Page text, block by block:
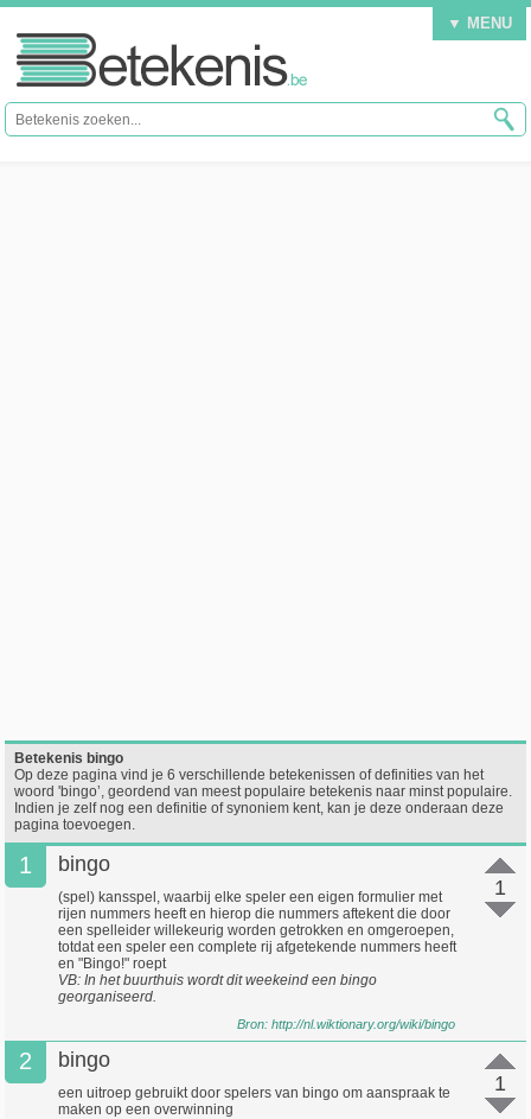
▼ MENU
Betekenis bingo
Op deze pagina vind je 6 verschillende betekenissen of definities van het
woord 'bingo’, geordend van meest populaire betekenis naar minst populaire.
Indien je zelf nog een definitie of synoniem kent, kan je deze onderaan deze
pagina toevoegen.
1
1
bingo
(spel) kansspel, waarbij elke speler een eigen formulier met
rijen nummers heeft en hierop die nummers aftekent die door
een spelleider willekeurig worden getrokken en omgeroepen,
totdat een speler een complete rij afgetekende nummers heeft
en "Bingo!" roept
VB: In het buurthuis wordt dit weekeind een bingo
georganiseerd.
Bron: http://nl.wiktionary.org/wiki/bingo
2
1
bingo
een uitroep gebruikt door spelers van bingo om aanspraak te
maken op een overwinning